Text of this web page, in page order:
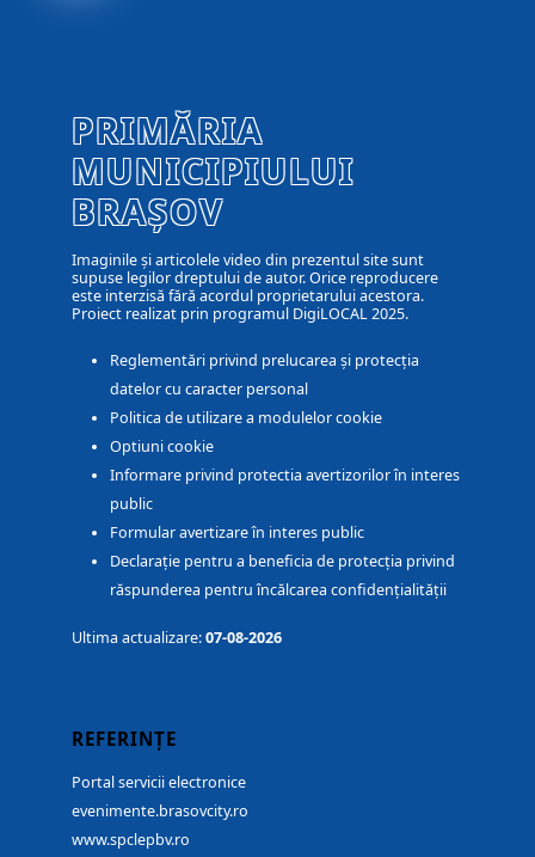
PRIMĂRIA
MUNICIPIULUI
BRAȘOV
Imaginile și articolele video din prezentul site sunt
supuse legilor dreptului de autor. Orice reproducere
este interzisă fără acordul proprietarului acestora.
Proiect realizat prin programul DigiLOCAL 2025.
Reglementări privind prelucarea și protecția
datelor cu caracter personal
Politica de utilizare a modulelor cookie
Optiuni cookie
Informare privind protectia avertizorilor în interes
public
Formular avertizare în interes public
Declarație pentru a beneficia de protecția privind
răspunderea pentru încălcarea confidențialității
Ultima actualizare:07-08-2026
REFERINȚE
Portal servicii electronice
evenimente.brasovcity.ro
www.spclepbv.ro